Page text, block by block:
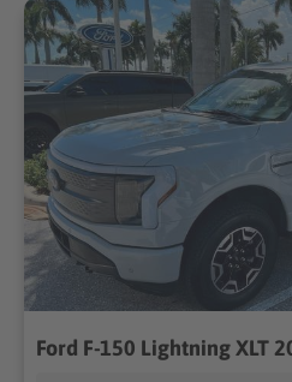
Ford F-150 Lightning XLT